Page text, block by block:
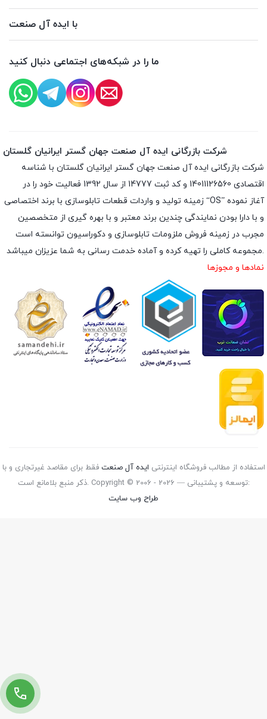
با ایده آل صنعت
ما را در شبکه‌های اجتماعی دنبال کنید
شرکت بازرگانی ایده آل صنعت جهان گستر ایرانیان گلستان
شرکت بازرگانی ایده آل صنعت جهان گستر ایرانیان گلستان با شناسه
اقتصادی 14011126560 و کد ثبت 14777 از سال 1392 فعالیت خود را در
زمینه تولید و واردات قطعات تابلوسازی با برند اختصاصی “OS” آغاز نموده
و با دارا بودن نمایندگی چندین برند معتبر و با بهره گیری از متخصصین
مجرب در زمینه فروش ملزومات تابلوسازی و دکوراسیون توانسته است
مجموعه کاملی را تهیه کرده و آماده خدمت رسانی به شما عزیزان میباشد.
نمادها و مجوزها
استفاده از مطالب فروشگاه اینترنتی ایده آل صنعت فقط برای مقاصد غیرتجاری و با
ذکر منبع بلامانع است. Copyright © 2006 - 2026 — توسعه و پشتیبانی:
طراح وب سایت